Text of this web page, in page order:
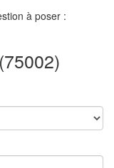
à poser :
(75002)